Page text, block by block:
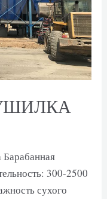
Барабанная
300-2500
сухого